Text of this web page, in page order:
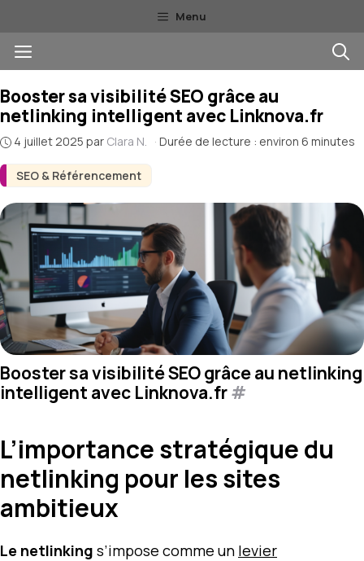
au
contenu
Menu
Menu
SEO & Référencement
Booster sa visibilité SEO grâce au
netlinking intelligent avec Linknova.fr
4 juillet 2025 par Clara N. · Durée de lecture : environ 6 minutes
Booster sa visibilité SEO grâce au netlinking
intelligent avec Linknova.fr#
L’importance stratégique du
netlinking pour les sites
ambitieux
Le netlinking s’impose comme un levier